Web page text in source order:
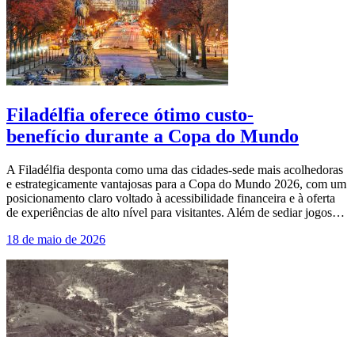
Filadélfia oferece ótimo custo-
benefício durante a Copa do Mundo
A Filadélfia desponta como uma das cidades-sede mais acolhedoras
e estrategicamente vantajosas para a Copa do Mundo 2026, com um
posicionamento claro voltado à acessibilidade financeira e à oferta
de experiências de alto nível para visitantes. Além de sediar jogos…
18 de maio de 2026